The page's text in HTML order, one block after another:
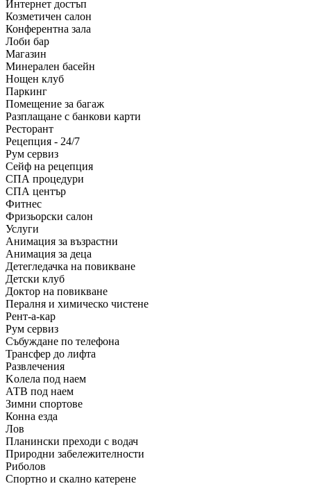
Интернет достъп
Козметичен салон
Конферентна зала
Лоби бар
Магазин
Минерален басейн
Нощен клуб
Паркинг
Помещение за багаж
Разплащане с банкови карти
Ресторант
Рецепция - 24/7
Рум сервиз
Сейф на рецепция
СПА процедури
СПА център
Фитнес
Фризьорски салон
Услуги
Анимация за възрастни
Анимация за деца
Детегледачка на повикване
Детски клуб
Доктор на повикване
Пералня и химическо чистене
Рент-а-кар
Рум сервиз
Събуждане по телефона
Трансфер до лифта
Развлечения
Kолела под наем
АТВ под наем
Зимни спортове
Конна езда
Лов
Планински преходи с водач
Природни забележителности
Риболов
Спортно и скално катерене